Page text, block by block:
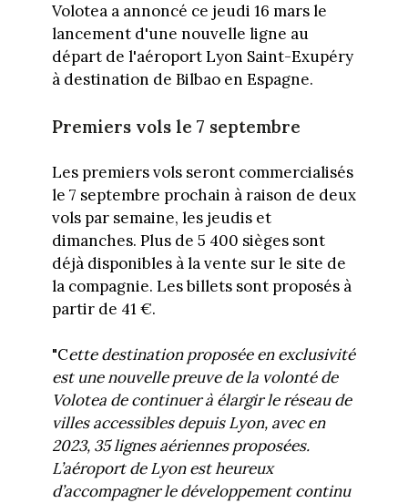
Volotea a annoncé ce jeudi 16 mars le
lancement d'une nouvelle ligne au
départ de l'aéroport Lyon Saint-Exupéry
à destination de Bilbao en Espagne.
Premiers vols le 7 septembre
Les premiers vols seront commercialisés
le 7 septembre prochain à raison de deux
vols par semaine, les jeudis et
dimanches. Plus de 5 400 sièges sont
déjà disponibles à la vente sur le site de
la compagnie. Les billets sont proposés à
partir de 41 €.
"Cette destination proposée en exclusivité
est une nouvelle preuve de la volonté de
Volotea de continuer à élargir le réseau de
villes accessibles depuis Lyon, avec en
2023, 35 lignes aériennes proposées.
L’aéroport de Lyon est heureux
d’accompagner le développement continu